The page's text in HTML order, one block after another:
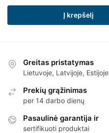
Į krepšelį
Greitas pristatymas
Lietuvoje, Latvijoje, Estijoje
Prekių grąžinimas
per 14 darbo dienų
Pasaulinė garantija ir
sertifikuoti produktai